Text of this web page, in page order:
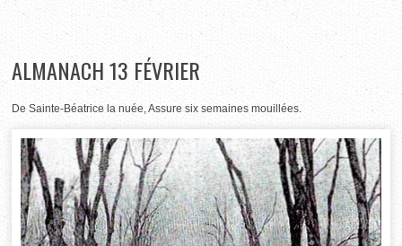
ALMANACH 13 FÉVRIER
De Sainte-Béatrice la nuée, Assure six semaines mouillées.